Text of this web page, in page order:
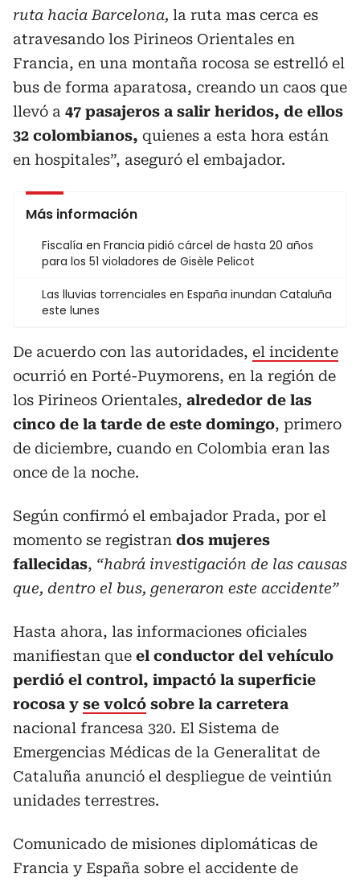
ruta hacia Barcelona, la ruta mas cerca es
atravesando los Pirineos Orientales en
Francia, en una montaña rocosa se estrelló el
bus de forma aparatosa, creando un caos que
llevó a 47 pasajeros a salir heridos, de ellos
32 colombianos, quienes a esta hora están
en hospitales”, aseguró el embajador.
Más información
Fiscalía en Francia pidió cárcel de hasta 20 años
para los 51 violadores de Gisèle Pelicot
Las lluvias torrenciales en España inundan Cataluña
este lunes
De acuerdo con las autoridades, el incidente
ocurrió en Porté-Puymorens, en la región de
los Pirineos Orientales, alrededor de las
cinco de la tarde de este domingo, primero
de diciembre, cuando en Colombia eran las
once de la noche.
Según confirmó el embajador Prada, por el
momento se registran dos mujeres
fallecidas, “habrá investigación de las causas
que, dentro el bus, generaron este accidente”
Hasta ahora, las informaciones oficiales
manifiestan que el conductor del vehículo
perdió el control, impactó la superficie
rocosa y se volcó sobre la carretera
nacional francesa 320. El Sistema de
Emergencias Médicas de la Generalitat de
Cataluña anunció el despliegue de veintiún
unidades terrestres.
Comunicado de misiones diplomáticas de
Francia y España sobre el accidente de